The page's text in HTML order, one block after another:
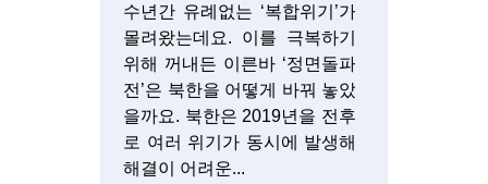
수년간 유례없는 ‘복합위기’가
몰려왔는데요. 이를 극복하기
위해 꺼내든 이른바 ‘정면돌파
전’은 북한을 어떻게 바꿔 놓았
을까요. 북한은 2019년을 전후
로 여러 위기가 동시에 발생해
해결이 어려운...